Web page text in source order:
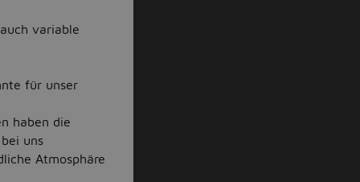
variable
für unser
haben die
uns
Atmosphäre